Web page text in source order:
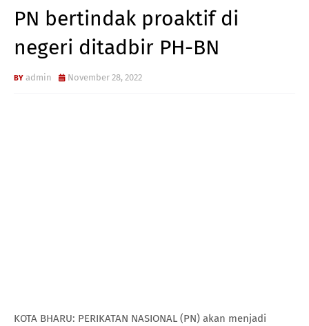
PN bertindak proaktif di
negeri ditadbir PH-BN
admin November 28, 2022
KOTA BHARU: PERIKATAN NASIONAL (PN) akan menjadi